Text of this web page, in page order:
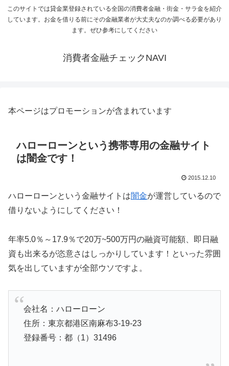
このサイトでは貸金業登録されている全国の消費者金融・街金・サラ金を紹介
しています。お金を借りる前にその金融業者が大丈夫なのか調べる必要があり
ます。ぜひ参考にしてください
消費者金融チェックNAVI
本ページはプロモーションが含まれています
ハローローンという携帯専用の金融サイト
は闇金です！
2015.12.10
ハローローンという金融サイトは闇金が運営しているので
借りないようにしてください！
年率5.0％～17.9％で20万~500万円の融資可能額、即日融
資も出来るが恣意さはしっかりしています！といった雰囲
気を出していますが全部ウソですよ。
会社名：ハローローン
住所：東京都港区南麻布3-19-23
登録番号：都（1）31496